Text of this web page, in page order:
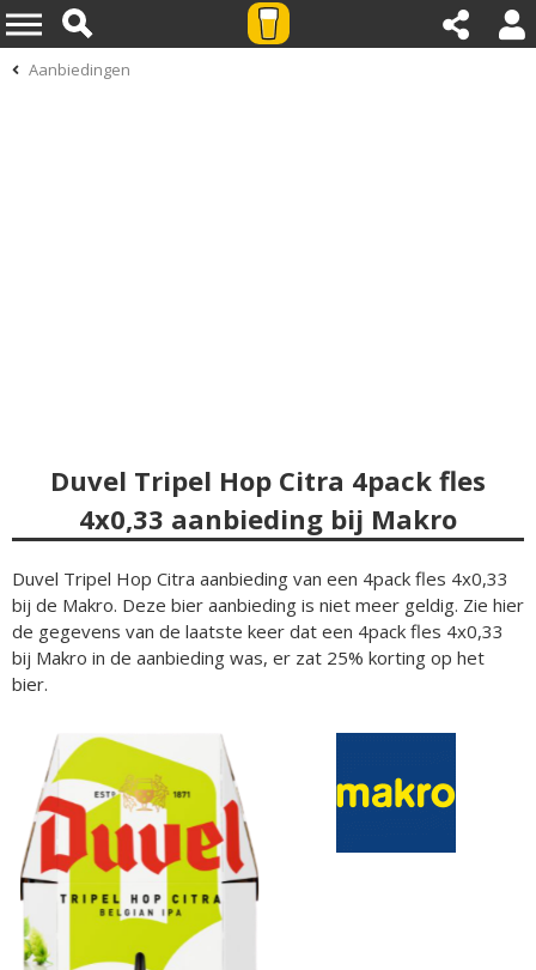
Aanbiedingen
Duvel Tripel Hop Citra 4pack fles
4x0,33 aanbieding bij Makro
Duvel Tripel Hop Citra aanbieding van een 4pack fles 4x0,33
bij de Makro. Deze bier aanbieding is niet meer geldig. Zie hier
de gegevens van de laatste keer dat een 4pack fles 4x0,33
bij Makro in de aanbieding was, er zat 25% korting op het
bier.